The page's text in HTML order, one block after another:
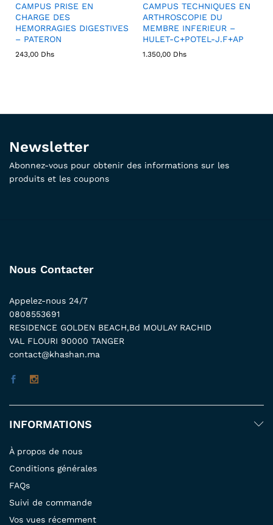
CAMPUS PRISE EN
CHARGE DES
HEMORRAGIES DIGESTIVES
– PATERON
243,00 Dhs
CAMPUS TECHNIQUES EN
ARTHROSCOPIE DU
MEMBRE INFERIEUR –
HULET-C+POTEL-J.F+AP
1.350,00 Dhs
Newsletter
Abonnez-vous pour obtenir des informations sur les
produits et les coupons
Nous Contacter
Appelez-nous 24/7
0808553691
RESIDENCE GOLDEN BEACH,Bd MOULAY RACHID
VAL FLOURI 90000 TANGER
contact@khashan.ma
INFORMATIONS
À propos de nous
Conditions générales
FAQs
Suivi de commande
Vos vues récemment